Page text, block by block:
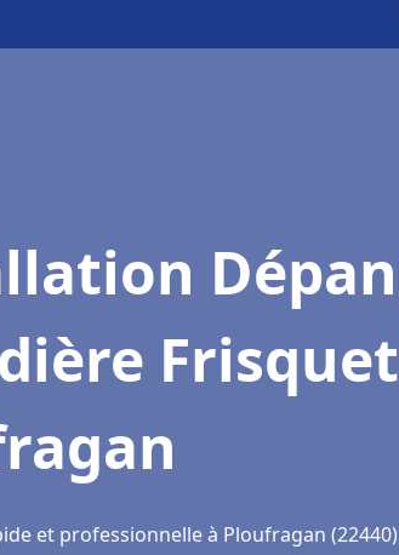
Frisquet
et professionnelle à Ploufragan (22440)